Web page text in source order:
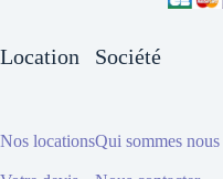
Location
Nos locations
Société
Qui sommes nous